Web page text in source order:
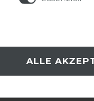
ALLE